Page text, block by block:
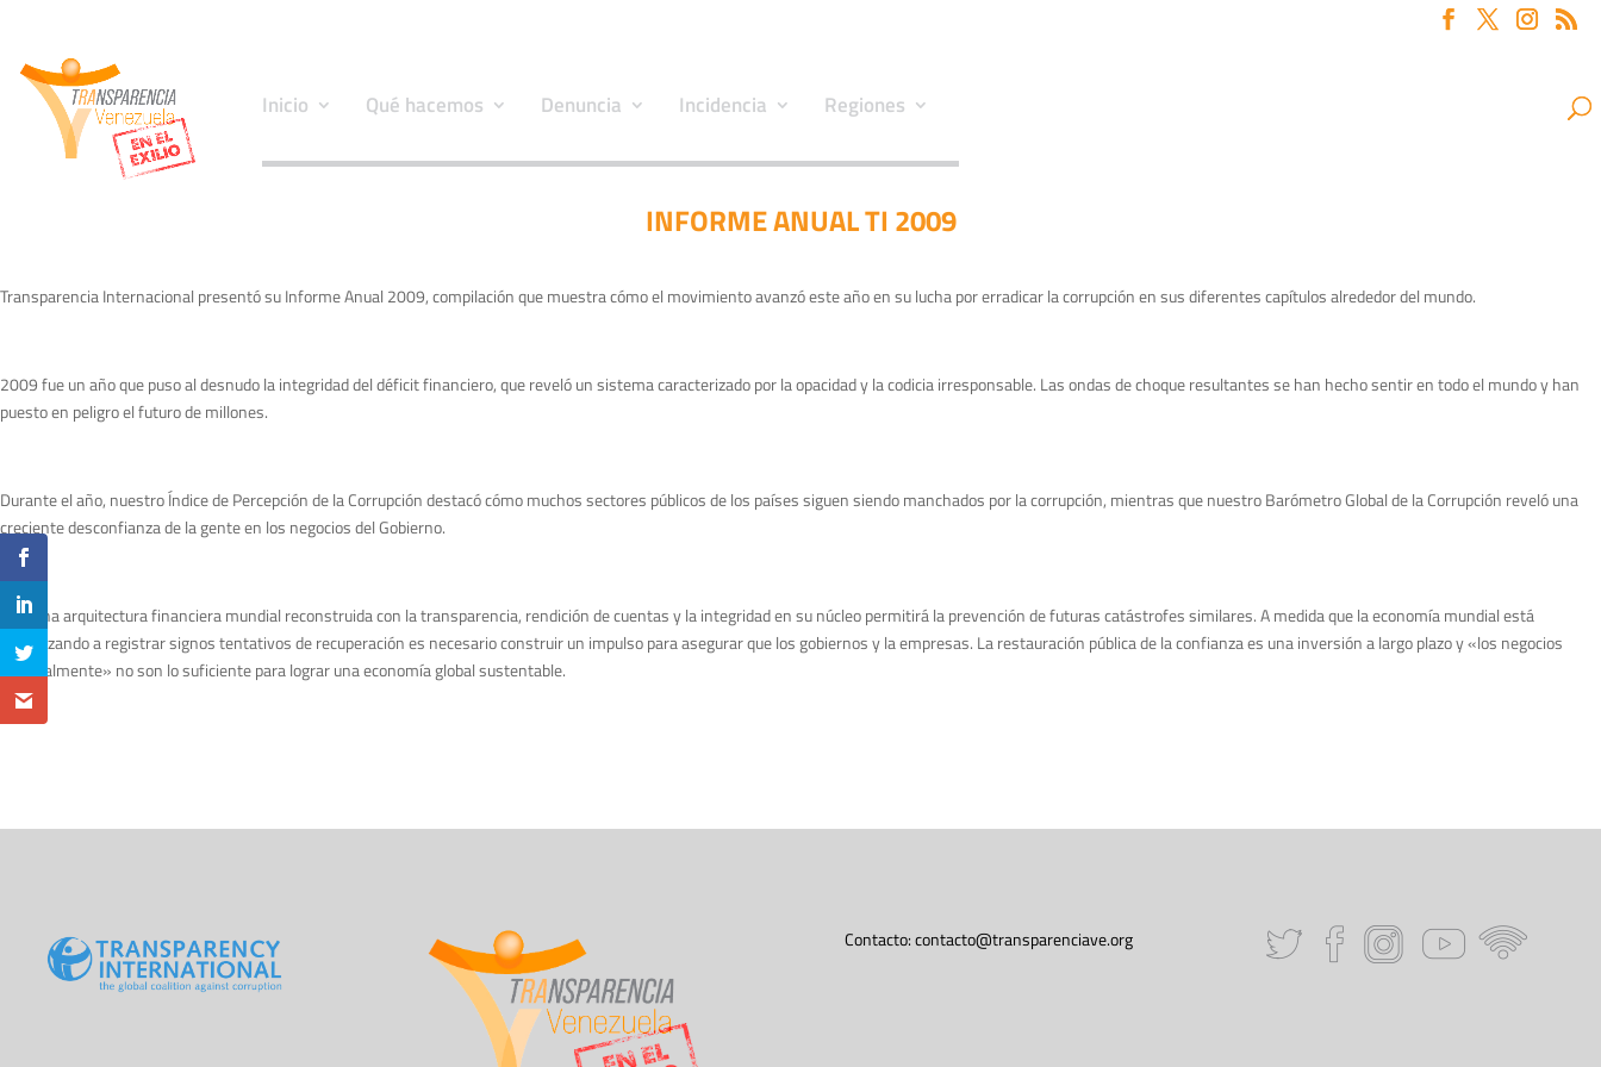
Inicio Qué hacemos Denuncia Incidencia Regiones
INFORME ANUAL TI 2009
Transparencia Internacional presentó su Informe Anual 2009, compilación que muestra cómo el movimiento avanzó este año en su lucha por erradicar la corrupción en sus diferentes capítulos alrededor del mundo.
2009 fue un año que puso al desnudo la integridad del déficit financiero, que reveló un sistema caracterizado por la opacidad y la codicia irresponsable. Las ondas de choque resultantes se han hecho sentir en todo el mundo y han
puesto en peligro el futuro de millones.
Durante el año, nuestro Índice de Percepción de la Corrupción destacó cómo muchos sectores públicos de los países siguen siendo manchados por la corrupción, mientras que nuestro Barómetro Global de la Corrupción reveló una
creciente desconfianza de la gente en los negocios del Gobierno.
Sólo una arquitectura financiera mundial reconstruida con la transparencia, rendición de cuentas y la integridad en su núcleo permitirá la prevención de futuras catástrofes similares. A medida que la economía mundial está
comenzando a registrar signos tentativos de recuperación es necesario construir un impulso para asegurar que los gobiernos y la empresas. La restauración pública de la confianza es una inversión a largo plazo y «los negocios
habitualmente» no son lo suficiente para lograr una economía global sustentable.
Contacto:contacto@transparenciave.org